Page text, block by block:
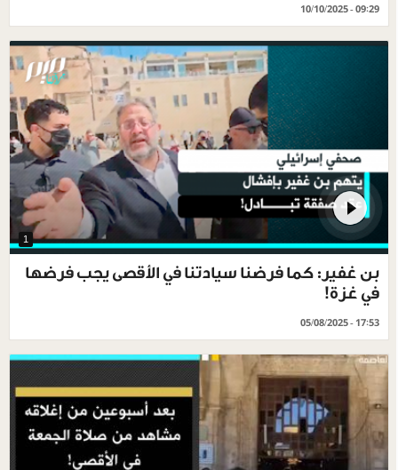
10/10/2025 - 09:29
1
بن غفير: كما فرضنا سيادتنا في الأقصى يجب فرضها
في غزة!
05/08/2025 - 17:53